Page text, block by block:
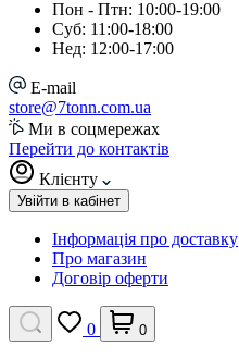
Пон - Птн: 10:00-19:00
Суб: 11:00-18:00
Нед: 12:00-17:00
E-mail
store@7tonn.com.ua
Ми в соцмережах
Перейти до контактів
Клієнту
Увійти в кабінет
Інформація про доставку
Про магазин
Договір оферти
0 0